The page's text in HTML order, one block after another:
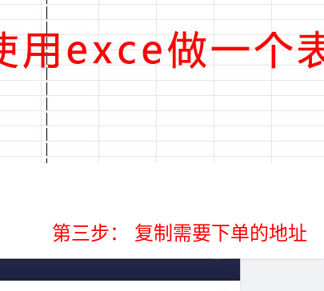
第三步： 复制需要下单的地址